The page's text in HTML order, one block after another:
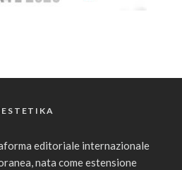
editoriale internazionale
nata come estensione